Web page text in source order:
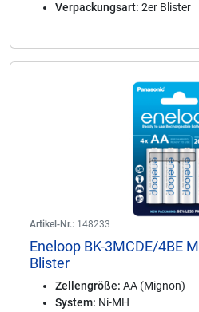
Verpackungsart: 2er Blister
Artikel-Nr.: 148233
Eneloop BK-3MCDE/4BE
Blister
Zellengröße: AA (Mignon)
System: Ni-MH